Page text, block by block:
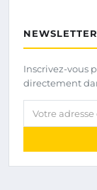
NEWSLETTER
Inscrivez-vous
directement
Votre adresse